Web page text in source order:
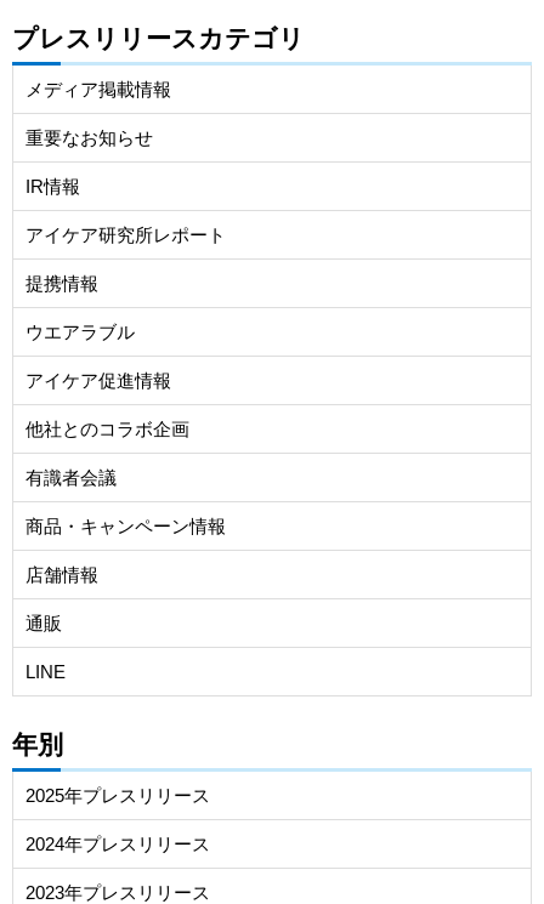
プレスリリースカテゴリ
メディア掲載情報
重要なお知らせ
IR情報
アイケア研究所レポート
提携情報
ウエアラブル
アイケア促進情報
他社とのコラボ企画
有識者会議
商品・キャンペーン情報
店舗情報
通販
LINE
年別
2025年プレスリリース
2024年プレスリリース
2023年プレスリリース